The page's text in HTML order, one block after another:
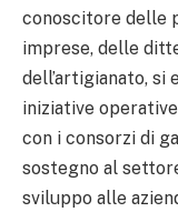
conoscitore delle
imprese, delle
dell’artigianato,
iniziative
con i consorzi di
sostegno al
sviluppo alle